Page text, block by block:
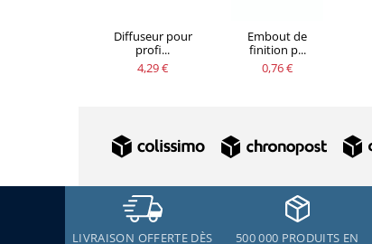
Diffuseur pour
profi...
4,29 €
Embout de
finition p...
0,76 €
LIVRAISON OFFERTE DÈS 500 000 PRODUITS EN